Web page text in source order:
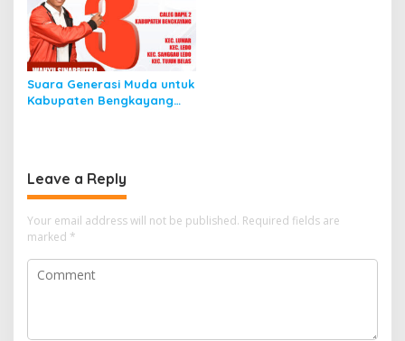
Suara Generasi Muda untuk
Kabupaten Bengkayang
Leave a Reply
Your email address will not be published. Required fields are
marked *